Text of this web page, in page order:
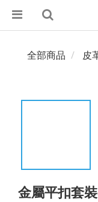
全部商品 皮
金屬平扣套